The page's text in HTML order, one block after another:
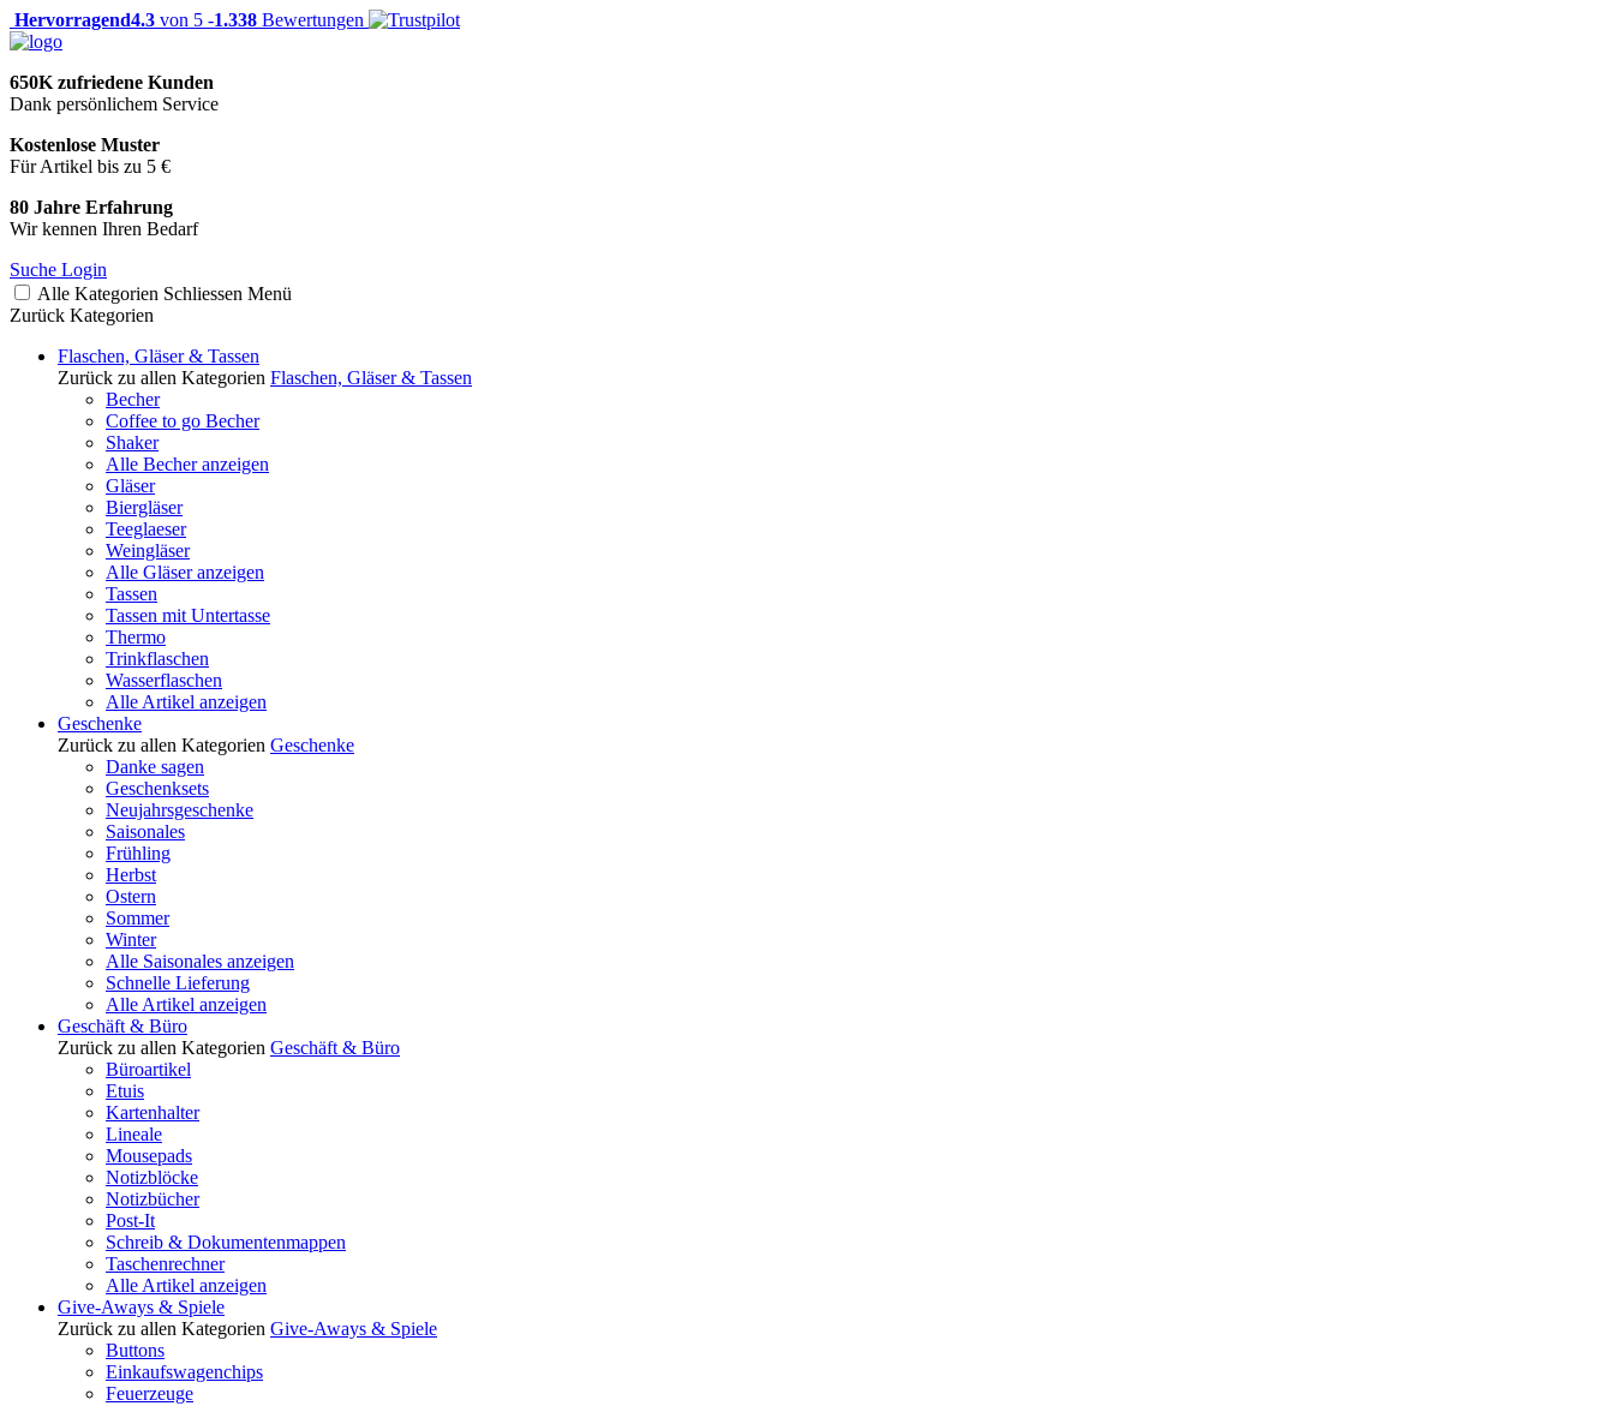
Hervorragend4.3 von 5 -1.338 Bewertungen
650K zufriedene Kunden
Dank persönlichem Service
Kostenlose Muster
Für Artikel bis zu 5 €
80 Jahre Erfahrung
Wir kennen Ihren Bedarf
Suche Login
Alle Kategorien Schliessen Menü
Zurück Kategorien
Flaschen, Gläser & Tassen
Zurück zu allen Kategorien Flaschen, Gläser & Tassen
Becher
Coffee to go Becher
Shaker
Alle Becher anzeigen
Gläser
Biergläser
Teeglaeser
Weingläser
Alle Gläser anzeigen
Tassen
Tassen mit Untertasse
Thermo
Trinkflaschen
Wasserflaschen
Alle Artikel anzeigen
Geschenke
Zurück zu allen Kategorien Geschenke
Danke sagen
Geschenksets
Neujahrsgeschenke
Saisonales
Frühling
Herbst
Ostern
Sommer
Winter
Alle Saisonales anzeigen
Schnelle Lieferung
Alle Artikel anzeigen
Geschäft & Büro
Zurück zu allen Kategorien Geschäft & Büro
Büroartikel
Etuis
Kartenhalter
Lineale
Mousepads
Notizblöcke
Notizbücher
Post-It
Schreib & Dokumentenmappen
Taschenrechner
Alle Artikel anzeigen
Give-Aways & Spiele
Zurück zu allen Kategorien Give-Aways & Spiele
Buttons
Einkaufswagenchips
Feuerzeuge